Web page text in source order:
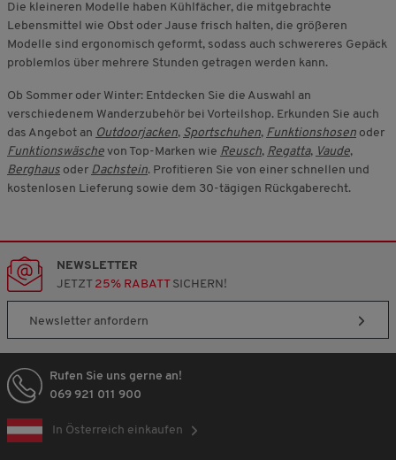
Die kleineren Modelle haben Kühlfächer, die mitgebrachte
Lebensmittel wie Obst oder Jause frisch halten, die größeren
Modelle sind ergonomisch geformt, sodass auch schwereres Gepäck
problemlos über mehrere Stunden getragen werden kann.
Ob Sommer oder Winter: Entdecken Sie die Auswahl an
verschiedenem Wanderzubehör bei Vorteilshop. Erkunden Sie auch
das Angebot an Outdoorjacken, Sportschuhen, Funktionshosen oder
Funktionswäsche von Top-Marken wie Reusch, Regatta, Vaude,
Berghaus oder Dachstein. Profitieren Sie von einer schnellen und
kostenlosen Lieferung sowie dem 30-tägigen Rückgaberecht.
NEWSLETTER
JETZT 25% RABATTSICHERN!
Newsletter anfordern
Rufen Sie uns gerne an!
069 921 011 900
In Österreich einkaufen